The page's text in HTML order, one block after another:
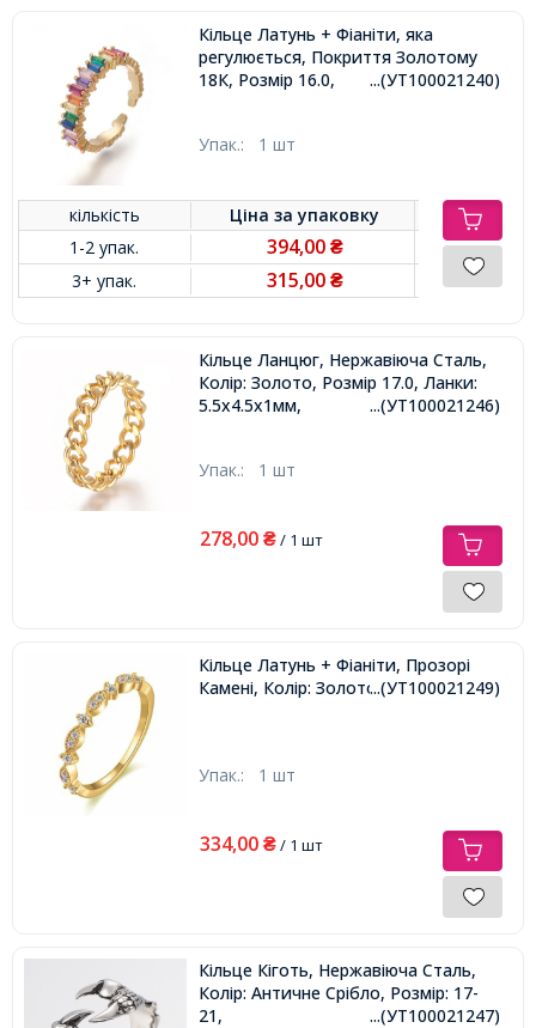
Кільце Латунь + Фіаніти, яка
регулюється, Покриття Золотому
18К, Розмір 16.0,
...(УТ100021240)
Упак.: 1 шт
кількість Ціна заупаковку
1-2 упак.
394,00 ₴
3+ упак. 315,00 ₴
Кільце Ланцюг, Нержавіюча Сталь,
Колір: Золото, Розмір 17.0, Ланки:
5.5x4.5x1мм,
...(УТ100021246)
Упак.: 1 шт
278,00 ₴/ 1 шт
Кільце Латунь + Фіаніти, Прозорі
Камені, Колір: Золото, Розмір 16.0,
...(УТ100021249)
Упак.: 1 шт
334,00 ₴/ 1 шт
Кільце Кіготь, Нержавіюча Сталь,
Колір: Античне Срібло, Розмір: 17-
21,
...(УТ100021247)